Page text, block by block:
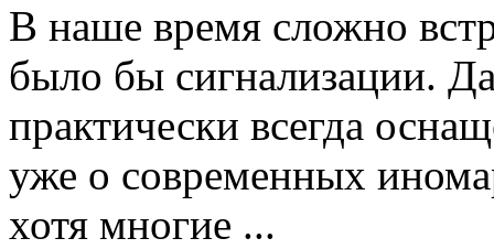
В наше время сложно
было бы сигнализации.
практически всегда
уже о современных
хотя многие ...